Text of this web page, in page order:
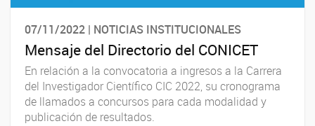
07/11/2022 | NOTICIAS INSTITUCIONALES
Mensaje del Directorio del CONICET
En relación a la convocatoria a ingresos a la Carrera
del Investigador Científico CIC 2022, su cronograma
de llamados a concursos para cada modalidad y
publicación de resultados.